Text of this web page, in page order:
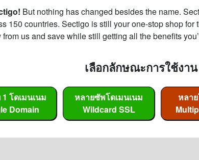
But nothing has changed besides the name.
150 countries. Sectigo is still your one-stop shop
us and save while still getting all the benefits
เลือกลักษณะการใช้งา
โดเมนเนม
Domain
หลายซัพโดเมนเนม
Wildcard SSL
หลา